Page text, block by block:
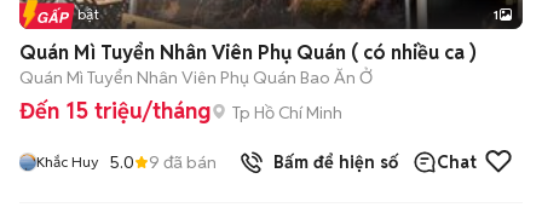
Tin nổi bật 1
Quán Mì Tuyển Nhân Viên Phụ Quán ( có nhiều ca )
Quán Mì Tuyển Nhân Viên Phụ Quán Bao Ăn Ở
Đến 15 triệu/tháng Tp Hồ Chí Minh
Khắc Huy 5.0 9 đã bán Bấm để hiện số Chat